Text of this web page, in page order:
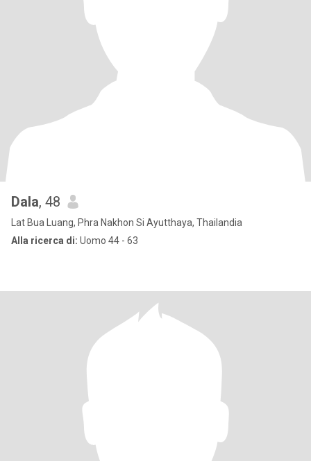
Dala, 48
Lat Bua Luang, Phra Nakhon Si Ayutthaya, Thailandia
Alla ricerca di: Uomo 44 - 63